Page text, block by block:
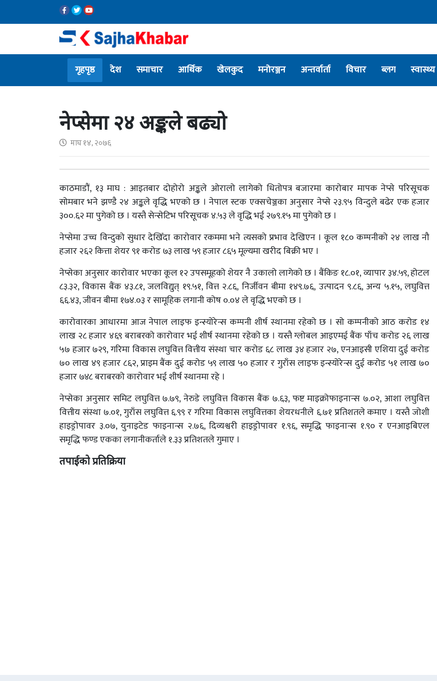
गृहपृष्ठ देश समाचार आर्थिक खेलकुद मनोरञ्जन अन्तर्वार्ता विचार ब्लग स्वास्थ्य
नेप्सेमा २४ अङ्कले बढ्यो
माघ १४, २०७६
काठमाडौं, १३ माघ : आइतबार दोहोरो अङ्कले ओरालो लागेको धितोपत्र बजारमा कारोबार मापक नेप्से परिसूचक
सोमबार भने झण्डै २४ अङ्कले वृद्धि भएको छ । नेपाल स्टक एक्सचेञ्जका अनुसार नेप्से २३.९५ विन्दुले बढेर एक हजार
३००.६२ मा पुगेको छ । यस्तै सेन्सेटिभ परिसूचक ४.५३ ले वृद्धि भई २७९.१५ मा पुगेको छ ।
नेप्सेमा उच्च विन्दुको सुधार देखिँदा कारोवार रकममा भने त्यसको प्रभाव देखिएन । कूल १८० कम्पनीको २४ लाख नौ
हजार २६२ कित्ता शेयर ९१ करोड ७३ लाख ५९ हजार ८६५ मूल्यमा खरीद बिक्री भए ।
नेप्सेका अनुसार कारोवार भएका कूल १२ उपसमूहको शेयर नै उकालो लागेको छ । बैंकिङ १८.०१, व्यापार ३४.५९, होटल
८३.३२, विकास बैंक ४३.८१, जलविद्युत् १९.५१, वित्त २.८६, निर्जीवन बीमा १४९.७६, उत्पादन ९.८६, अन्य ५.१५, लघुवित्त
६६.४३, जीवन बीमा १७४.०३ र सामूहिक लगानी कोष ०.०४ ले वृद्धि भएको छ ।
कारोवारका आधारमा आज नेपाल लाइफ इन्स्योरेन्स कम्पनी शीर्ष स्थानमा रहेको छ । सो कम्पनीको आठ करोड १४
लाख २८ हजार ४६९ बराबरको कारोवार भई शीर्ष स्थानमा रहेको छ । यस्तै ग्लोबल आइएमई बैंक पाँच करोड २६ लाख
५७ हजार ७२९, गरिमा विकास लघुवित्त वित्तीय संस्था चार करोड ६८ लाख ३४ हजार २७, एनआइसी एशिया दुई करोड
७० लाख ४९ हजार ८६२, प्राइम बैंक दुई करोड ५९ लाख ५० हजार र गुराँस लाइफ इन्स्योरेन्स दुई करोड ५१ लाख ७०
हजार ७४८ बराबरको कारोवार भई शीर्ष स्थानमा रहे ।
नेप्सेका अनुसार समिट लघुवित्त ७.७९, नेरुडे लघुवित्त विकास बैंक ७.६३, फष्ट माइक्रोफाइनान्स ७.०२, आशा लघुवित्त
वित्तीय संस्था ७.०१, गुराँस लघुवित्त ६.९९ र गरिमा विकास लघुवित्तका शेयरधनीले ६.७१ प्रतिशतले कमाए । यस्तै जोशी
हाइड्रोपावर ३.०७, युनाइटेड फाइनान्स २.७६, दिव्यश्वरी हाइड्रोपावर १.९६, समृद्धि फाइनान्स १.९० र एनआइबिएल
समृद्धि फण्ड एकका लगानीकर्ताले १.३३ प्रतिशतले गुमाए ।
तपाईको प्रतिक्रिया